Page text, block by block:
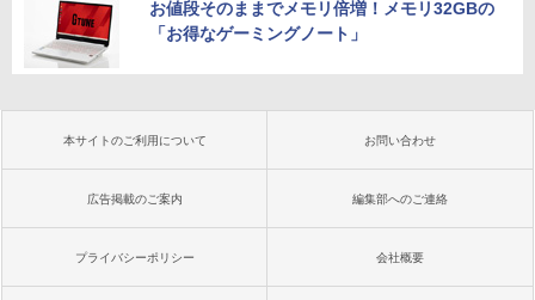
お値段そのままでメモリ倍増！メモリ32GBの
「お得なゲーミングノート」
本サイトのご利用について お問い合わせ
広告掲載のご案内 編集部へのご連絡
プライバシーポリシー 会社概要